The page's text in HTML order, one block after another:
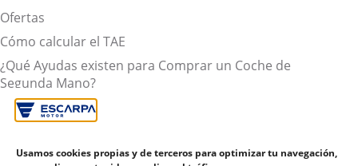
Usamos cookies propias y de terceros para optimizar tu navegación,
Ofertas
Cómo calcular el TAE
¿Qué Ayudas existen para Comprar un Coche de
Segunda Mano?
Todo lo que necesitas saber sobre cómo financiar tu
coche
Coches de segunda mano con garantía